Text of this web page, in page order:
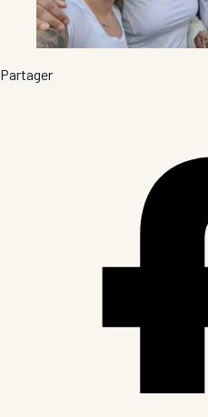
Partager